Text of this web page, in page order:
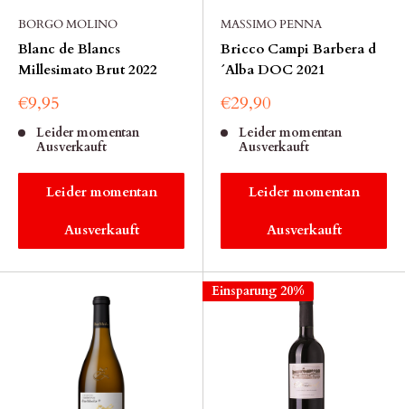
BORGO MOLINO
Blanc de Blancs
Millesimato Brut 2022
€9,95
Leider momentan
Ausverkauft
Leider momentan
Ausverkauft
MASSIMO PENNA
Bricco Campi Barbera d
´Alba DOC 2021
€29,90
Leider momentan
Ausverkauft
Leider momentan
Ausverkauft
Einsparung 20%